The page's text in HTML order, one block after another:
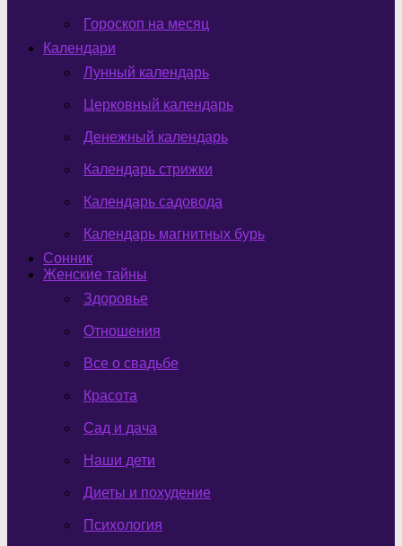
Гороскоп на месяц
Календари
Лунный календарь
Церковный календарь
Денежный календарь
Календарь стрижки
Календарь садовода
Календарь магнитных бурь
Сонник
Женские тайны
Здоровье
Отношения
Все о свадьбе
Красота
Сад и дача
Наши дети
Диеты и похудение
Психология